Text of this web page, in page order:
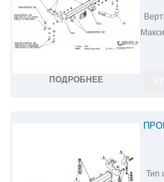
ПОДРОБНЕЕ
Тип